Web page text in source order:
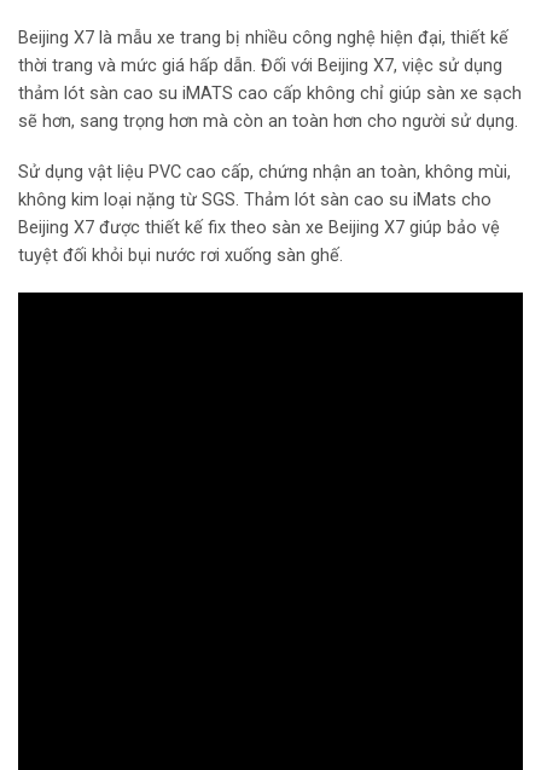
Beijing X7 là mẫu xe trang bị nhiều công nghệ hiện đại, thiết kế
thời trang và mức giá hấp dẫn. Đối với Beijing X7, việc sử dụng
thảm lót sàn cao su iMATS cao cấp không chỉ giúp sàn xe sạch
sẽ hơn, sang trọng hơn mà còn an toàn hơn cho người sử dụng.
Sử dụng vật liệu PVC cao cấp, chứng nhận an toàn, không mùi,
không kim loại nặng từ SGS. Thảm lót sàn cao su iMats cho
Beijing X7 được thiết kế fix theo sàn xe Beijing X7 giúp bảo vệ
tuyệt đối khỏi bụi nước rơi xuống sàn ghế.